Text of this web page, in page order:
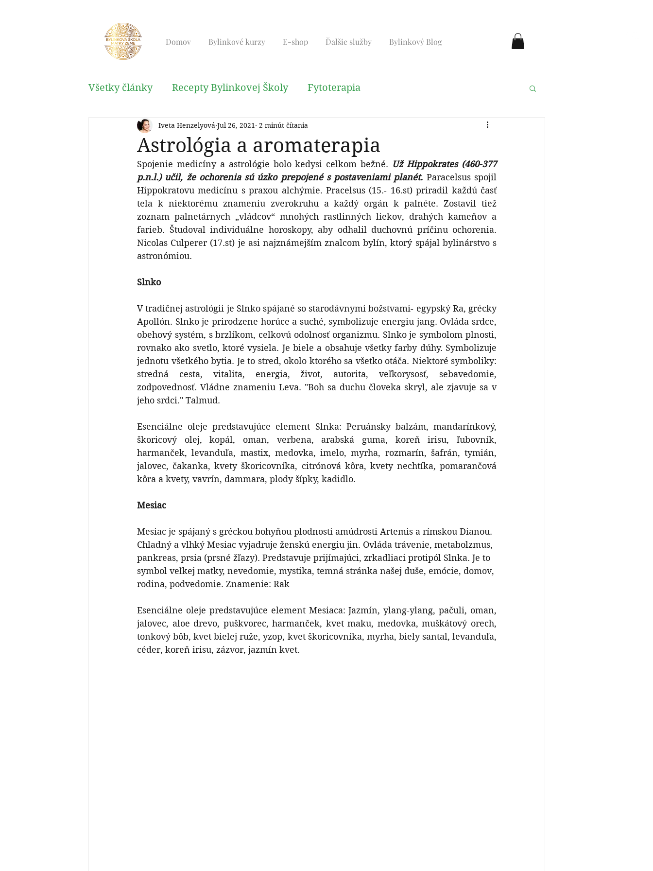
Domov Bylinkové kurzy E-shop Ďalšie služby Bylinkový Blog
Všetky články Recepty Bylinkovej Školy Fytoterapia
Kabala, Reiki, Relaxačné techniky Liečivé rastlny Tradičná čínska medicína
Astrológia a aromaterapia
Iveta Henzelyová Jul 26, 2021 2 minút čítania
Spojenie medicíny a astrológie bolo kedysi celkom bežné. Už Hippokrates (460-377
p.n.l.) učil, že ochorenia sú úzko prepojené s postaveniami planét. Paracelsus spojil
Hippokratovu medicínu s praxou alchýmie. Pracelsus (15.- 16.st) priradil každú časť
tela k niektorému znameniu zverokruhu a každý orgán k palnéte. Zostavil tiež
zoznam palnetárnych „vládcov“ mnohých rastlinných liekov, drahých kameňov a
farieb. Študoval individuálne horoskopy, aby odhalil duchovnú príčinu ochorenia.
Nicolas Culperer (17.st) je asi najznámejším znalcom bylín, ktorý spájal bylinárstvo s
astronómiou.
Slnko
V tradičnej astrológii je Slnko spájané so starodávnymi božstvami- egypský Ra, grécky
Apollón. Slnko je prirodzene horúce a suché, symbolizuje energiu jang. Ovláda srdce,
obehový systém, s brzlíkom, celkovú odolnosť organizmu. Slnko je symbolom plnosti,
rovnako ako svetlo, ktoré vysiela. Je biele a obsahuje všetky farby dúhy. Symbolizuje
jednotu všetkého bytia. Je to stred, okolo ktorého sa všetko otáča. Niektoré symboliky:
stredná cesta, vitalita, energia, život, autorita, veľkorysosť, sebavedomie,
zodpovednosť. Vládne znameniu Leva. "Boh sa duchu človeka skryl, ale zjavuje sa v
jeho srdci." Talmud.
Esenciálne oleje predstavujúce element Slnka: Peruánsky balzám, mandarínkový,
škoricový olej, kopál, oman, verbena, arabská guma, koreň irisu, ľubovník,
harmanček, levanduľa, mastix, medovka, imelo, myrha, rozmarín, šafrán, tymián,
jalovec, čakanka, kvety škoricovníka, citrónová kôra, kvety nechtíka, pomarančová
kôra a kvety, vavrín, dammara, plody šípky, kadidlo.
Mesiac
Mesiac je spájaný s gréckou bohyňou plodnosti amúdrosti Artemis a rímskou Dianou.
Chladný a vlhký Mesiac vyjadruje ženskú energiu jin. Ovláda trávenie, metabolzmus,
pankreas, prsia (prsné žľazy). Predstavuje prijímajúci, zrkadliaci protipól Slnka. Je to
symbol veľkej matky, nevedomie, mystika, temná stránka našej duše, emócie, domov,
rodina, podvedomie. Znamenie: Rak
Esenciálne oleje predstavujúce element Mesiaca: Jazmín, ylang-ylang, pačuli, oman,
jalovec, aloe drevo, puškvorec, harmanček, kvet maku, medovka, muškátový orech,
tonkový bôb, kvet bielej ruže, yzop, kvet škoricovníka, myrha, biely santal, levanduľa,
céder, koreň irisu, zázvor, jazmín kvet.